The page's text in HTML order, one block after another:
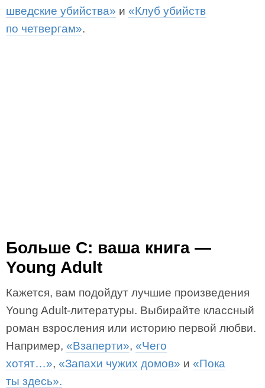
шведские убийства» и «Клуб убийств
по четвергам».
Больше C: ваша книга —
Young Adult
Кажется, вам подойдут лучшие произведения
Young Adult-литературы. Выбирайте классный
роман взросления или историю первой любви.
Например, «Взаперти», «Чего
хотят…», «Запахи чужих домов» и «Пока
ты здесь».